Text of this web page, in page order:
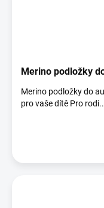
Merino podložky
Merino podložky do
pro vaše dítě Pro